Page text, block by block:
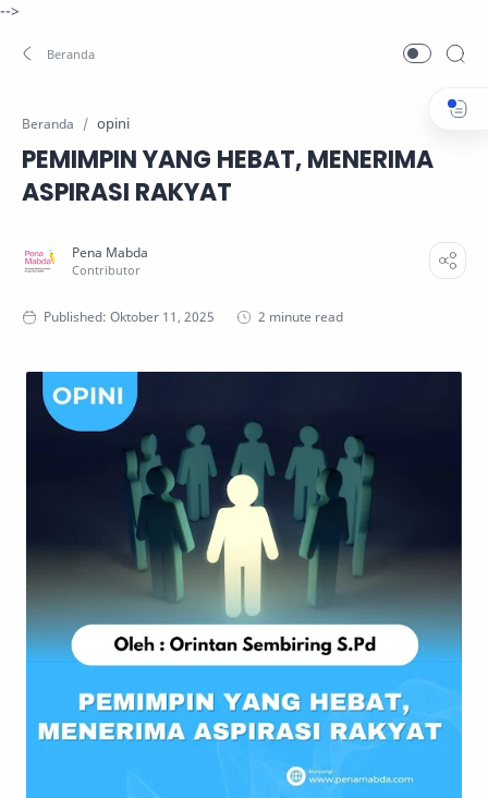
-->
Beranda opini
PEMIMPIN YANG HEBAT, MENERIMA
ASPIRASI RAKYAT
2 minute read